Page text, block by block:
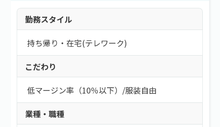
必要スキル
必要スキルを選択する
FW/TOOL/その他：
勤務スタイル
持ち帰り・在宅(テレワーク)
こだわり
低マージン率（10％以下） /服装自由
業種・職種